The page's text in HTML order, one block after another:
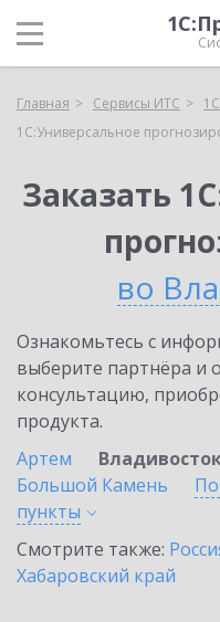
Главная Сервисы ИТС
1С:Универсальное
Заказать
во
Ознакомьтесь с
выберите партнёра и
консультацию,
продукта.
Артем
Большой Камень
пункты
Смотрите также:
Хабаровский край